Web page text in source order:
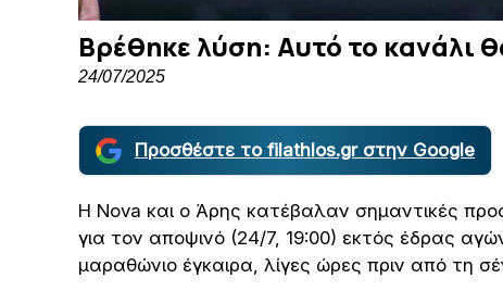
Βρέθηκε λύση: Αυτό το κανάλι
24/07/2025
Προσθέστε το filathlos.gr στην Google
H Nova και ο Άρης κατέβαλαν σημαντικές
για τον αποψινό (24/7, 19:00) εκτός έδρας
μαραθώνιο έγκαιρα, λίγες ώρες πριν από τη